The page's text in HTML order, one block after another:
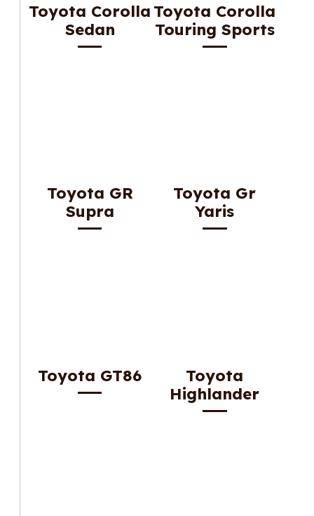
Toyota Corolla
Sedan
Toyota Corolla
Touring Sports
Toyota GR
Supra
Toyota Gr
Yaris
Toyota GT86
Toyota
Highlander